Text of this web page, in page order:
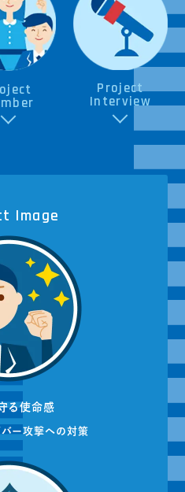
Project
Interview
Image
る使命感
バー攻撃への対策